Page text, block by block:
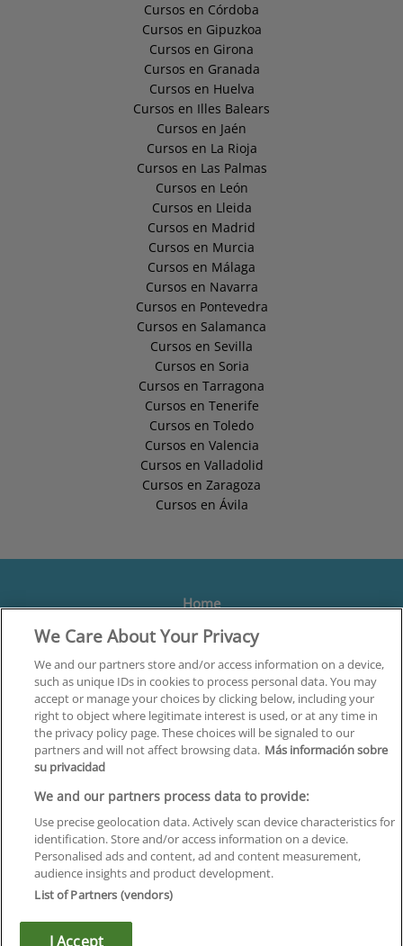
Cursos en Córdoba
Cursos en Gipuzkoa
Cursos en Girona
Cursos en Granada
Cursos en Huelva
Cursos en Illes Balears
Cursos en Jaén
Cursos en La Rioja
Cursos en Las Palmas
Cursos en León
Cursos en Lleida
Cursos en Madrid
Cursos en Murcia
Cursos en Málaga
Cursos en Navarra
Cursos en Pontevedra
Cursos en Salamanca
Cursos en Sevilla
Cursos en Soria
Cursos en Tarragona
Cursos en Tenerife
Cursos en Toledo
Cursos en Valencia
Cursos en Valladolid
Cursos en Zaragoza
Cursos en Ávila
Home
Formación
Centros
Orientación
Quiénes somos
Contacta
Aviso Legal
Política de Privacidad
Política de Cookies
Canal Ético
We Care About Your Privacy
We and our partners store and/or access information on a device,
such as unique IDs in cookies to process personal data. You may
accept or manage your choices by clicking below, including your
right to object where legitimate interest is used, or at any time in
the privacy policy page. These choices will be signaled to our
partners and will not affect browsing data. Más información sobre
su privacidad
We and our partners process data to provide:
Use precise geolocation data. Actively scan device characteristics for
identification. Store and/or access information on a device.
Personalised ads and content, ad and content measurement,
audience insights and product development.
List of Partners (vendors)
I Accept